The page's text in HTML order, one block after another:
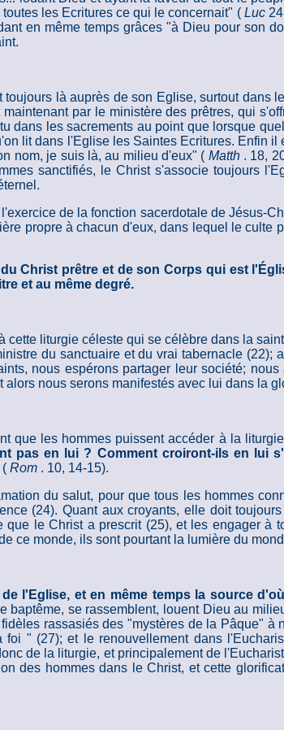
les Ecritures ce qui le concernait" ( Luc
en même temps grâces "à Dieu pour son
là auprès de son Eglise, surtout dans
par le ministère des prêtres, qui
dans les sacrements au point que lorsque
lit dans l'Eglise les Saintes Ecritures. Enfin
nom, je suis là, au milieu d'eux" ( Matth . 18,
sanctifiés, le Christ s'associe toujours
de la fonction sacerdotale de Jésus-
propre à chacun d'eux, dans lequel le culte
Christ prêtre et de son Corps qui est
et au même degré.
liturgie céleste qui se célèbre dans la
du sanctuaire et du vrai tabernacle (22);
nous espérons partager leur société;
nous serons manifestés avec lui dans la
que les hommes puissent accéder à la
pas en lui ? Comment croiront-ils en lui
( Rom . 10, 14-15).
du salut, pour que tous les hommes
(24). Quant aux croyants, elle doit
le Christ a prescrit (25), et les engager
ce monde, ils sont pourtant la lumière du
l'Eglise, et en même temps la source
se rassemblent, louent Dieu au
rassasiés des "mystères de la Pâque"
" (27); et le renouvellement dans
de la liturgie, et principalement de
des hommes dans le Christ, et cette